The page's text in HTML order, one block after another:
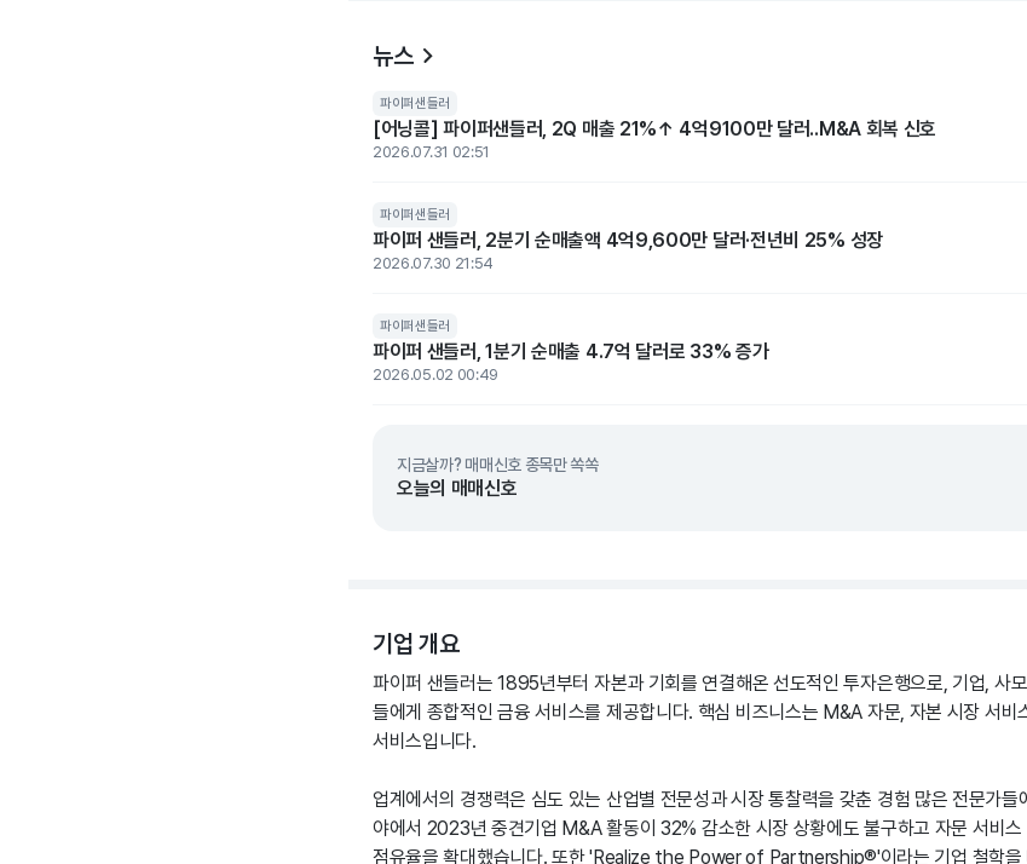
뉴스
파이퍼샌들러
[어닝콜] 파이퍼샌들러, 2Q 매출 21%↑ 4억9100만 달러..M&A 회복 신호
2026.07.31 02:51
파이퍼샌들러
파이퍼 샌들러, 2분기 순매출액 4억9,600만 달러·전년비 25% 성장
2026.07.30 21:54
파이퍼샌들러
파이퍼 샌들러, 1분기 순매출 4.7억 달러로 33% 증가
2026.05.02 00:49
지금살까? 매매신호 종목만 쏙쏙
오늘의 매매신호
기업 개요
파이퍼 샌들러는 1895년부터 자본과 기회를 연결해온 선도적인 투자은행으로, 기업, 사
들에게 종합적인 금융 서비스를 제공합니다. 핵심 비즈니스는 M&A 자문, 자본 시장 서비
서비스입니다.
업계에서의 경쟁력은 심도 있는 산업별 전문성과 시장 통찰력을 갖춘 경험 많은 전문가
야에서 2023년 중견기업 M&A 활동이 32% 감소한 시장 상황에도 불구하고 자문 서비
점유율을 확대했습니다. 또한 'Realize the Power of Partnership®'이라는 기업 철학을